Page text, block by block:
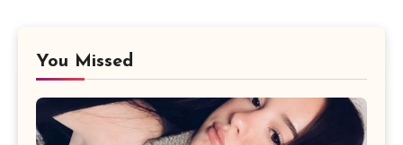
You Missed